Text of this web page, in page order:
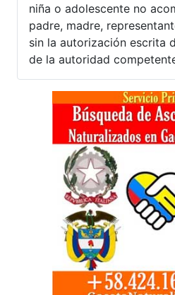
niña o adolescente no
padre, madre,
sin la autorización escrita
de la autoridad